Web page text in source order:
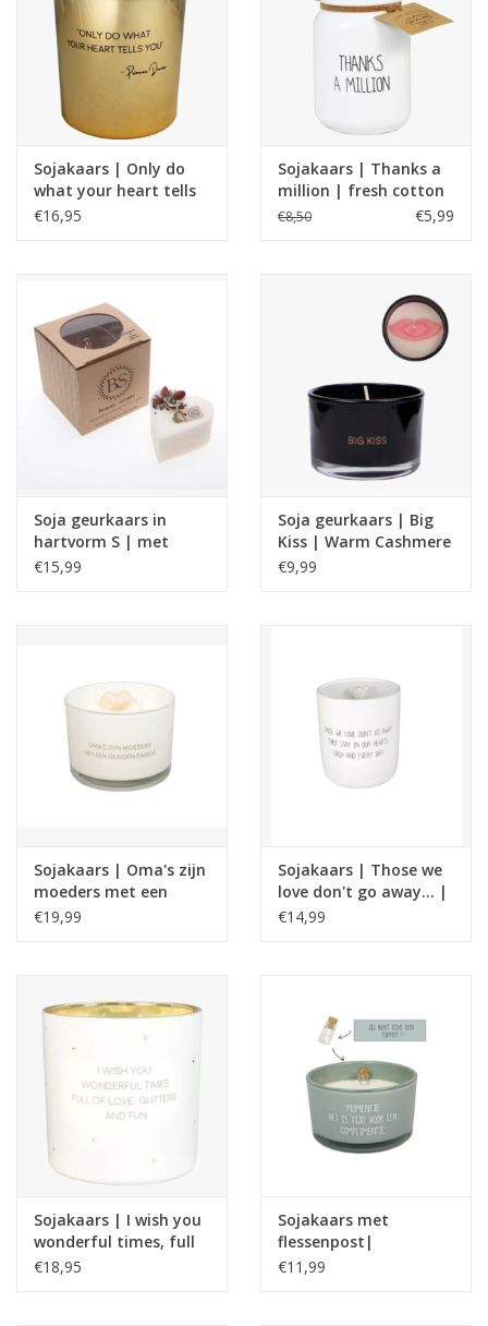
Sojakaars | Only do
what your heart tells
you | Princes Diana
€16,95
Sojakaars | Thanks a
million | fresh cotton
| My flame
€8,50 €5,99
Soja geurkaars in
hartvorm S | met
rozen knoppen |
€15,99
Soja geurkaars | Big
Kiss | Warm Cashmere
€9,99
Sojakaars | Oma's zijn
moeders met een
gouden randje | fresh
€19,99
Sojakaars | Those we
love don't go away... |
Fresh cotton
€14,99
Sojakaars | I wish you
wonderful times, full
of love, glitters and
€18,95
Sojakaars met
flessenpost|
Complimentje| Minty
€11,99